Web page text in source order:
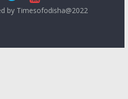
by Timesofodisha@2022